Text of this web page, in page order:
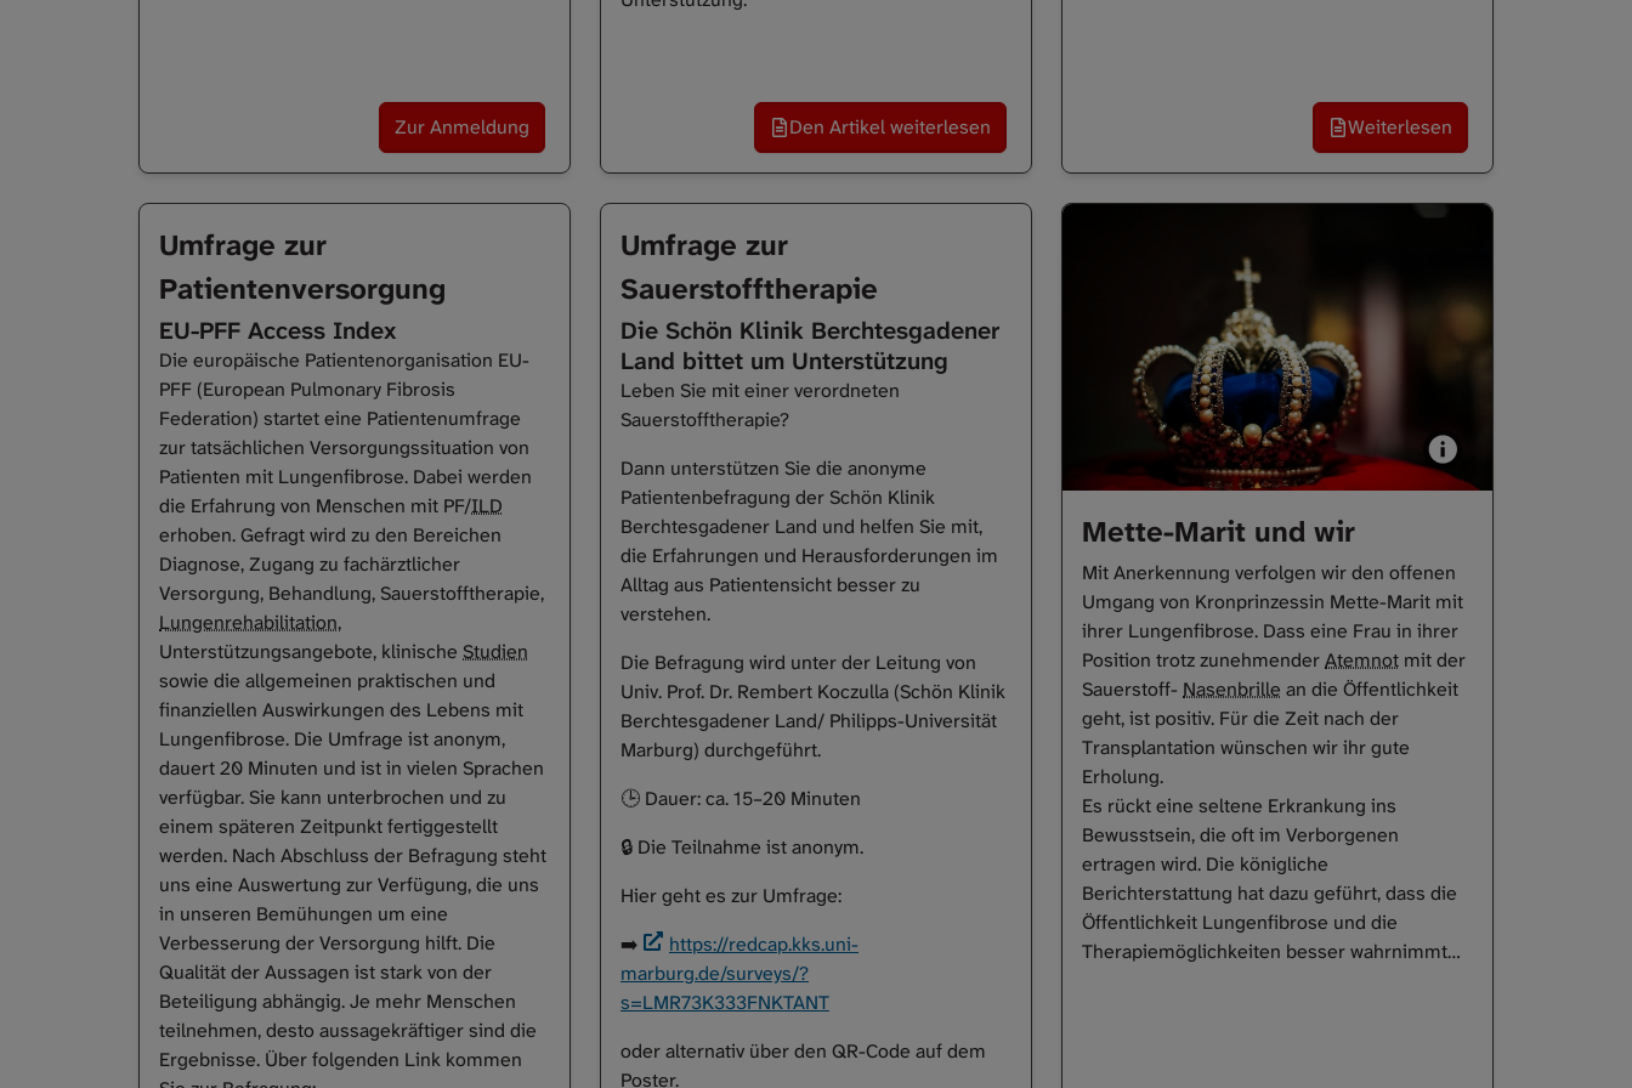
Zur Anmeldung Den Artikel weiterlesen Weiterlesen
Umfrage zur
Patientenversorgung
EU-PFF Access Index
Die europäische Patientenorganisation EU-
PFF (European Pulmonary Fibrosis
Federation) startet eine Patientenumfrage
zur tatsächlichen Versorgungssituation von
Patienten mit Lungenfibrose. Dabei werden
die Erfahrung von Menschen mit PF/ILD
erhoben. Gefragt wird zu den Bereichen
Diagnose, Zugang zu fachärztlicher
Versorgung, Behandlung, Sauerstofftherapie,
Lungenrehabilitation,
Unterstützungsangebote, klinische Studien
sowie die allgemeinen praktischen und
finanziellen Auswirkungen des Lebens mit
Lungenfibrose. Die Umfrage ist anonym,
dauert 20 Minuten und ist in vielen Sprachen
verfügbar. Sie kann unterbrochen und zu
einem späteren Zeitpunkt fertiggestellt
werden. Nach Abschluss der Befragung steht
uns eine Auswertung zur Verfügung, die uns
in unseren Bemühungen um eine
Verbesserung der Versorgung hilft. Die
Qualität der Aussagen ist stark von der
Beteiligung abhängig. Je mehr Menschen
teilnehmen, desto aussagekräftiger sind die
Ergebnisse. Über folgenden Link kommen
Umfrage zur
Sauerstofftherapie
Die Schön Klinik Berchtesgadener
Land bittet um Unterstützung
Leben Sie mit einer verordneten
Sauerstofftherapie?
Dann unterstützen Sie die anonyme
Patientenbefragung der Schön Klinik
Berchtesgadener Land und helfen Sie mit,
die Erfahrungen und Herausforderungen im
Alltag aus Patientensicht besser zu
verstehen.
Die Befragung wird unter der Leitung von
Univ. Prof. Dr. Rembert Koczulla (Schön Klinik
Berchtesgadener Land/ Philipps-Universität
Marburg) durchgeführt.
🕒 Dauer: ca. 15–20 Minuten
🔒 Die Teilnahme ist anonym.
Hier geht es zur Umfrage:
➡️
https://redcap.kks.uni-
marburg.de/surveys/?
s=LMR73K333FNKTANT
oder alternativ über den QR-Code auf dem
Poster.
Mette-Marit und wir
Mit Anerkennung verfolgen wir den offenen
Umgang von Kronprinzessin Mette-Marit mit
ihrer Lungenfibrose. Dass eine Frau in ihrer
Position trotz zunehmenderAtemnot mit der
Sauerstoff- Nasenbrille an die Öffentlichkeit
geht, ist positiv. Für die Zeit nach der
Transplantation wünschen wir ihr gute
Erholung.
Es rückt eine seltene Erkrankung ins
Bewusstsein, die oft im Verborgenen
ertragen wird. Die königliche
Berichterstattung hat dazu geführt, dass die
Öffentlichkeit Lungenfibrose und die
Therapiemöglichkeiten besser wahrnimmt…